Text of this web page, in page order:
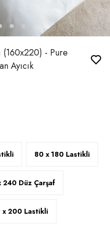
(160x220) - Pure
Ayıcık
80 x 180 Lastikli
240 Düz Çarşaf
x 200 Lastikli